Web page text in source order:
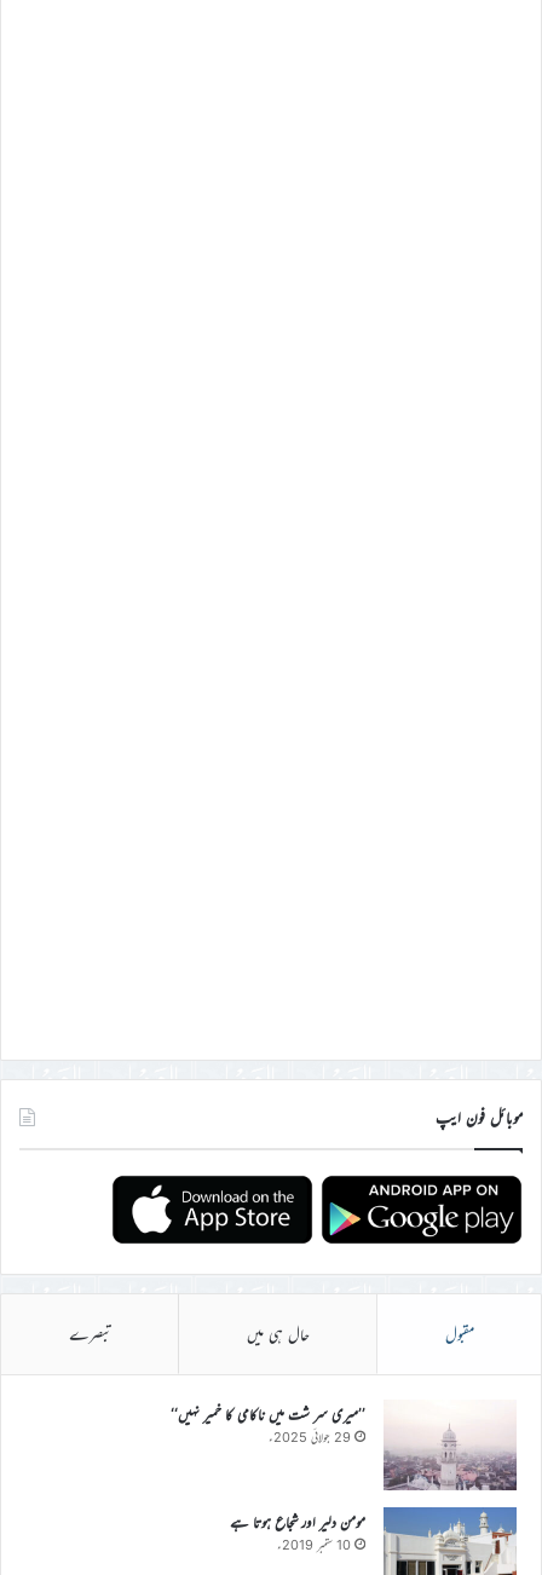
موبائل فون ایپ
مقبول حال ہی میں تبصرے
’’میری سر شت میں ناکامی کا خمیر نہیں‘‘
29 جولائی 2025ء
مومن دلیر اور شجاع ہوتا ہے
10 ستمبر 2019ء